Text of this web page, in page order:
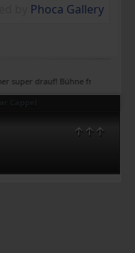
super drauf! Bühne frei, Bühne
Cappel
↑↑↑
Phoca Gallery